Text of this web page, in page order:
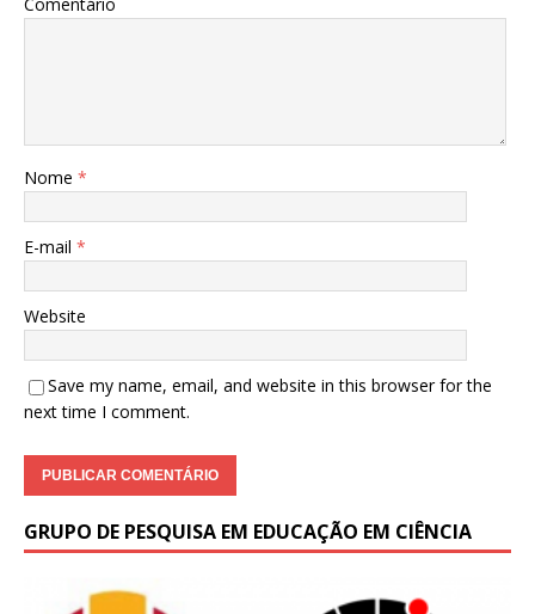
Nome *
E-mail *
Website
Save my name, email, and website in this browser for the
next time I comment.
GRUPO DE PESQUISA EM EDUCAÇÃO EM CIÊNCIA